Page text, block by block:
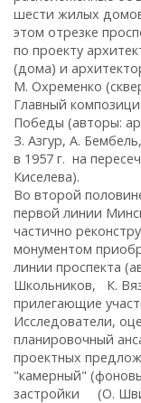
шести жилых
этом отрезке
по проекту
(дома) и
М. Охременко
Главный
Победы (авторы:
З. Азгур, А.
в 1957 г. на
Киселева).
Во второй
первой линии
частично
монументом
линии проспекта
Школьников, К.
прилегающие
Исследователи,
планировочный
проектных
"камерный"
застройки (О.